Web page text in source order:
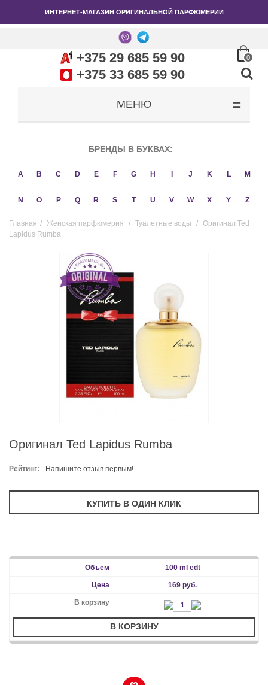
ИНТЕРНЕТ-МАГАЗИН ОРИГИНАЛЬНОЙ ПАРФЮМЕРИИ
+375 29 685 59 90
+375 33 685 59 90
0
МЕНЮ
БРЕНДЫ В БУКВАХ:
A B C D E F G H J K L M
N O P Q R S T U V W X Y Z
Главная / Женская парфюмерия / Туалетные воды / Оригинал Ted
Lapidus Rumba
Оригинал Ted Lapidus Rumba
Рейтинг: Напишите отзыв первым!
100 ml edt
169 руб.
В КОРЗИНУ